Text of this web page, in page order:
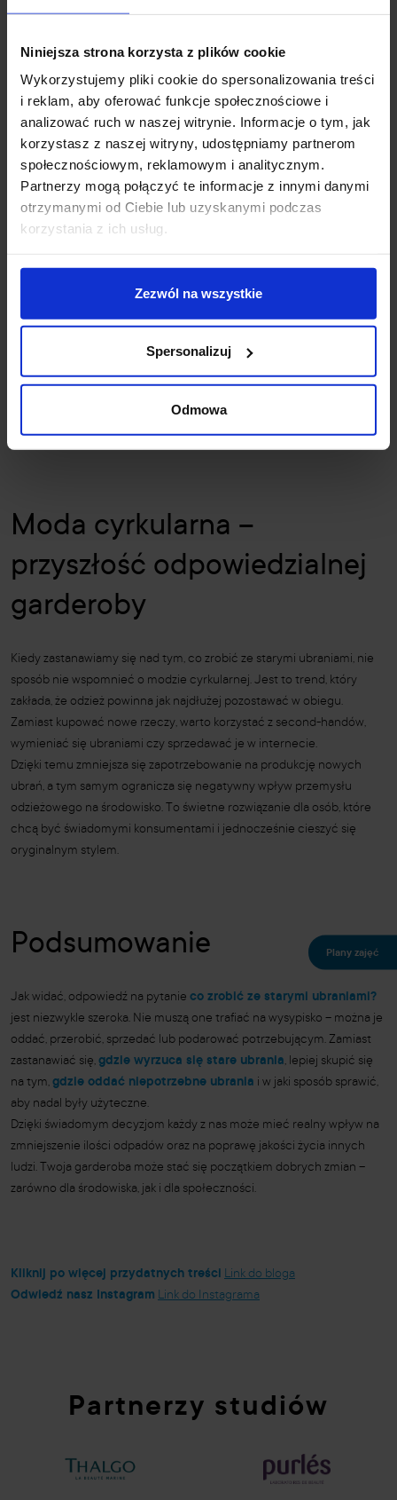
Niniejsza strona korzysta z plików cookie
Wykorzystujemy pliki cookie do spersonalizowania treści
i reklam, aby oferować funkcje społecznościowe i
analizować ruch w naszej witrynie. Informacje o tym, jak
korzystasz z naszej witryny, udostępniamy partnerom
społecznościowym, reklamowym i analitycznym.
Partnerzy mogą połączyć te informacje z innymi danymi
otrzymanymi od Ciebie lub uzyskanymi podczas
korzystania z ich usług.
Zezwól na wszystkie
Spersonalizuj
Odmowa
zadbać o środowisko i własny budżet.
Co zrobić ze starymi
ubraniami w domu?
Kreatywne pomysły na
drugie życie ubrań
odrobina wyobraźni, aby nadać im zupełnie nowe zastosowanie. Wiele
osób decyduje się na przeróbki krawieckie – stare jeansy można
zamienić w torbę, a koszulkę w praktyczną ściereczkę.
dla dzieci z materiałów, które straciły swoje pierwotne przeznaczenie.
Kreatywność w tym zakresie nie ma granic, a przy okazji pozwala
zaoszczędzić pieniądze.
Moda cyrkularna –
przyszłość odpowiedzialnej
garderoby
Kiedy zastanawiamy się nad tym, co zrobić ze starymi ubraniami, nie
sposób nie wspomnieć o modzie cyrkularnej. Jest to trend, który
zakłada, że odzież powinna jak najdłużej pozostawać w obiegu.
Zamiast kupować nowe rzeczy, warto korzystać z second-handów,
wymieniać się ubraniami czy sprzedawać je w internecie.
Dzięki temu zmniejsza się zapotrzebowanie na produkcję nowych
ubrań, a tym samym ogranicza się negatywny wpływ przemysłu
odzieżowego na środowisko. To świetne rozwiązanie dla osób, które
chcą być świadomymi konsumentami i jednocześnie cieszyć się
oryginalnym stylem.
Podsumowanie
Jak widać, odpowiedź na pytanie co zrobić ze starymi ubraniami?
jest niezwykle szeroka. Nie muszą one trafiać na wysypisko – można je
oddać, przerobić, sprzedać lub podarować potrzebującym. Zamiast
zastanawiać się,gdzie wyrzuca się stare ubrania, lepiej skupić się
na tym,gdzie oddać niepotrzebne ubrania i w jaki sposób sprawić,
aby nadal były użyteczne.
Dzięki świadomym decyzjom każdy z nas może mieć realny wpływ na
zmniejszenie ilości odpadów oraz na poprawę jakości życia innych
ludzi. Twoja garderoba może stać się początkiem dobrych zmian –
zarówno dla środowiska, jak i dla społeczności.
Kliknij po więcej przydatnych treści Link do bloga
Odwiedź nasz Instagram Link do Instagrama
Partnerzy studiów
Plany zajęć